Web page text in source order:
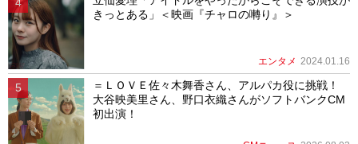
きっとある」＜映画『チャロの囀り』＞
エンタメ 2024.01.16
＝ＬＯＶＥ佐々木舞香さん、アルパカ役に挑戦！
大谷映美里さん、野口衣織さんがソフトバンクCM
初出演！